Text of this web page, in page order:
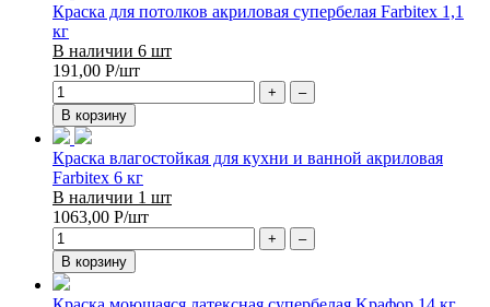
Краска для потолков акриловая супербелая Farbitex 1,1
кг
В наличии 6 шт
191,00 Р/шт
+
–
В корзину
Краска влагостойкая для кухни и ванной акриловая
Farbitex 6 кг
В наличии 1 шт
1063,00 Р/шт
+
–
В корзину